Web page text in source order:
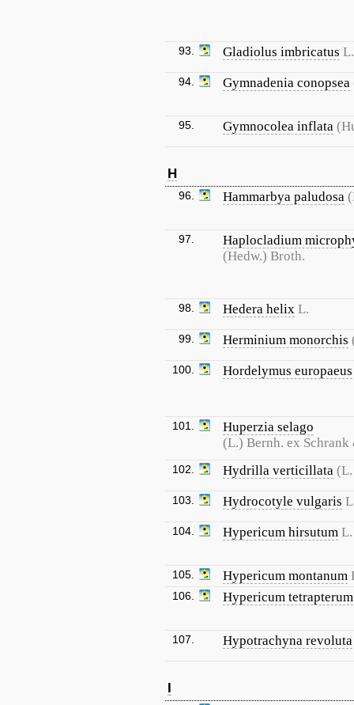
93. Gladiolus imbricatus L.
94. Gymnadenia conopsea
95. Gymnocolea inflata
H
96. Hammarbya paludosa
97.
Haplocladium
(Hedw.) Broth.
98. Hedera helix L.
99. Herminium monorchis
100. Hordelymus europaeus
101.
Huperzia selago
(L.) Bernh. ex
102. Hydrilla verticillata
103. Hydrocotyle vulgaris
104. Hypericum hirsutum L.
105. Hypericum montanum
106. Hypericum tetrapterum
107. Hypotrachyna revoluta
I